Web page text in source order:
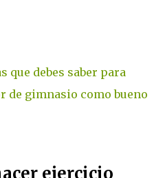
que debes saber para
gimnasio como bueno
ejercicio